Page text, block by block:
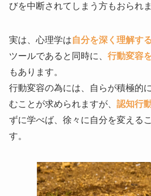
びを中断されてしまう方もおられま
実は、心理学は自分を深く理解す
ツールであると同時に、 行動変容
もあります。
行動変容の為には、自らが積極的
むことが求められますが、 認知行
ずに学べば、徐々に自分を変える
す。